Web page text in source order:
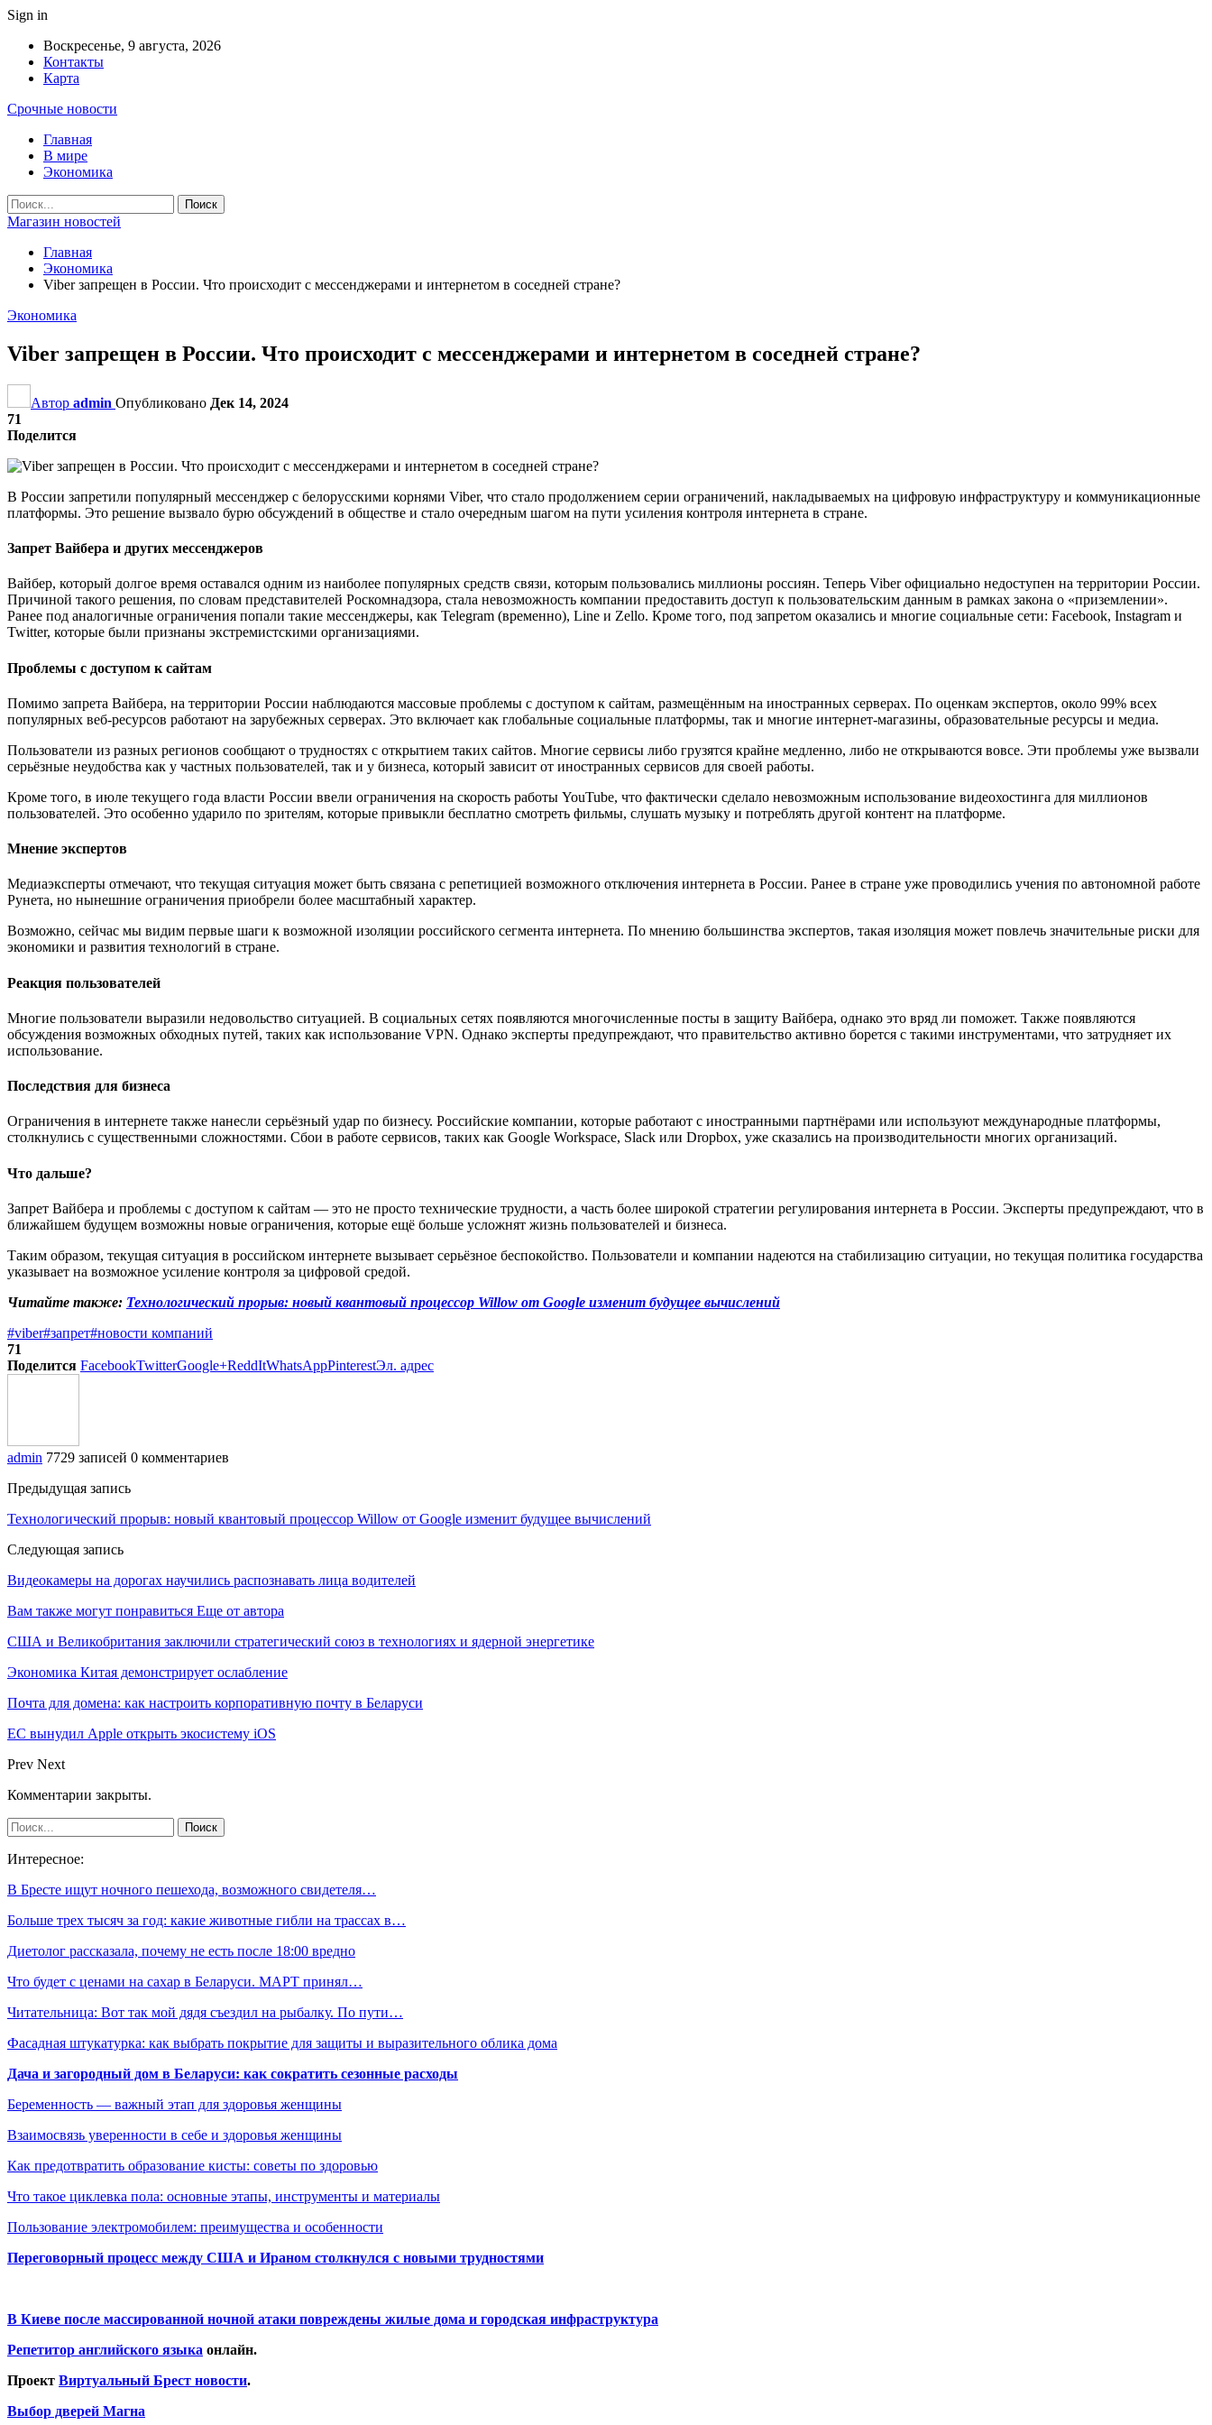
Sign in
Воскресенье, 9 августа, 2026
Контакты
Карта
Срочные новости
Главная
В мире
Экономика
Магазин новостей
Главная
Экономика
Viber запрещен в России. Что происходит с мессенджерами и интернетом в соседней стране?
Экономика
Viber запрещен в России. Что происходит с мессенджерами и интернетом в соседней стране?
Автор admin Опубликовано Дек 14, 2024
71
Поделится
В России запретили популярный мессенджер с белорусскими корнями Viber, что стало продолжением серии ограничений, накладываемых на цифровую инфраструктуру и коммуникационные
платформы. Это решение вызвало бурю обсуждений в обществе и стало очередным шагом на пути усиления контроля интернета в стране.
Запрет Вайбера и других мессенджеров
Вайбер, который долгое время оставался одним из наиболее популярных средств связи, которым пользовались миллионы россиян. Теперь Viber официально недоступен на территории России.
Причиной такого решения, по словам представителей Роскомнадзора, стала невозможность компании предоставить доступ к пользовательским данным в рамках закона о «приземлении».
Ранее под аналогичные ограничения попали такие мессенджеры, как Telegram (временно), Line и Zello. Кроме того, под запретом оказались и многие социальные сети: Facebook, Instagram и
Twitter, которые были признаны экстремистскими организациями.
Проблемы с доступом к сайтам
Помимо запрета Вайбера, на территории России наблюдаются массовые проблемы с доступом к сайтам, размещённым на иностранных серверах. По оценкам экспертов, около 99% всех
популярных веб-ресурсов работают на зарубежных серверах. Это включает как глобальные социальные платформы, так и многие интернет-магазины, образовательные ресурсы и медиа.
Пользователи из разных регионов сообщают о трудностях с открытием таких сайтов. Многие сервисы либо грузятся крайне медленно, либо не открываются вовсе. Эти проблемы уже вызвали
серьёзные неудобства как у частных пользователей, так и у бизнеса, который зависит от иностранных сервисов для своей работы.
Кроме того, в июле текущего года власти России ввели ограничения на скорость работы YouTube, что фактически сделало невозможным использование видеохостинга для миллионов
пользователей. Это особенно ударило по зрителям, которые привыкли бесплатно смотреть фильмы, слушать музыку и потреблять другой контент на платформе.
Мнение экспертов
Медиаэксперты отмечают, что текущая ситуация может быть связана с репетицией возможного отключения интернета в России. Ранее в стране уже проводились учения по автономной работе
Рунета, но нынешние ограничения приобрели более масштабный характер.
Возможно, сейчас мы видим первые шаги к возможной изоляции российского сегмента интернета. По мнению большинства экспертов, такая изоляция может повлечь значительные риски для
экономики и развития технологий в стране.
Реакция пользователей
Многие пользователи выразили недовольство ситуацией. В социальных сетях появляются многочисленные посты в защиту Вайбера, однако это вряд ли поможет. Также появляются
обсуждения возможных обходных путей, таких как использование VPN. Однако эксперты предупреждают, что правительство активно борется с такими инструментами, что затрудняет их
использование.
Последствия для бизнеса
Ограничения в интернете также нанесли серьёзный удар по бизнесу. Российские компании, которые работают с иностранными партнёрами или используют международные платформы,
столкнулись с существенными сложностями. Сбои в работе сервисов, таких как Google Workspace, Slack или Dropbox, уже сказались на производительности многих организаций.
Что дальше?
Запрет Вайбера и проблемы с доступом к сайтам — это не просто технические трудности, а часть более широкой стратегии регулирования интернета в России. Эксперты предупреждают, что в
ближайшем будущем возможны новые ограничения, которые ещё больше усложнят жизнь пользователей и бизнеса.
Таким образом, текущая ситуация в российском интернете вызывает серьёзное беспокойство. Пользователи и компании надеются на стабилизацию ситуации, но текущая политика государства
указывает на возможное усиление контроля за цифровой средой.
Читайте также: Технологический прорыв: новый квантовый процессор Willow от Google изменит будущее вычислений
#viber#запрет#новости компаний
71
Поделится FacebookTwitterGoogle+ReddItWhatsAppPinterestЭл. адрес
admin 7729 записей 0 комментариев
Предыдущая запись
Технологический прорыв: новый квантовый процессор Willow от Google изменит будущее вычислений
Следующая запись
Видеокамеры на дорогах научились распознавать лица водителей
Вам также могут понравиться Еще от автора
США и Великобритания заключили стратегический союз в технологиях и ядерной энергетике
Экономика Китая демонстрирует ослабление
Почта для домена: как настроить корпоративную почту в Беларуси
ЕС вынудил Apple открыть экосистему iOS
Prev Next
Комментарии закрыты.
Интересное:
В Бресте ищут ночного пешехода, возможного свидетеля…
Больше трех тысяч за год: какие животные гибли на трассах в…
Диетолог рассказала, почему не есть после 18:00 вредно
Что будет с ценами на сахар в Беларуси. МАРТ принял…
Читательница: Вот так мой дядя съездил на рыбалку. По пути…
Фасадная штукатурка: как выбрать покрытие для защиты и выразительного облика дома
Дача и загородный дом в Беларуси: как сократить сезонные расходы
Беременность — важный этап для здоровья женщины
Взаимосвязь уверенности в себе и здоровья женщины
Как предотвратить образование кисты: советы по здоровью
Что такое циклевка пола: основные этапы, инструменты и материалы
Пользование электромобилем: преимущества и особенности
Переговорный процесс между США и Ираном столкнулся с новыми трудностями
В Киеве после массированной ночной атаки повреждены жилые дома и городская инфраструктура
Репетитор английского языка онлайн.
Проект Виртуальный Брест новости.
Выбор дверей Магна